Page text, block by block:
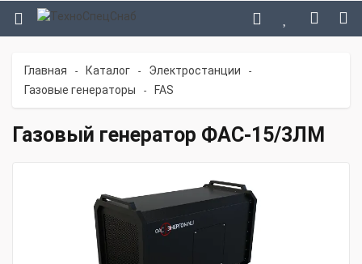
Главная - Каталог - Электростанции -
Газовые генераторы - FAS
Газовый генератор ФАС-15/3ЛМ